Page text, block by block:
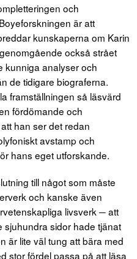
och
är att
kunskaperna om Karin
också strået
kunniga analyser och
de tidigare biograferna.
framställningen så läsvärd
fördömande och
han ser det redan
avstamp och
hans eget utforskande.
till något som måste
och kanske även
livsverk ─ att
sjuhundra sidor hade tjänat
är lite väl tung att bära med
stor fördel passa på att läsa